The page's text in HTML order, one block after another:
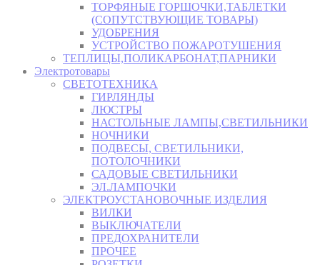
ТОРФЯНЫЕ ГОРШОЧКИ,ТАБЛЕТКИ
(СОПУТСТВУЮЩИЕ ТОВАРЫ)
УДОБРЕНИЯ
УСТРОЙСТВО ПОЖАРОТУШЕНИЯ
ТЕПЛИЦЫ,ПОЛИКАРБОНАТ,ПАРНИКИ
Электротовары
СВЕТОТЕХНИКА
ГИРЛЯНДЫ
ЛЮСТРЫ
НАСТОЛЬНЫЕ ЛАМПЫ,СВЕТИЛЬНИКИ
НОЧНИКИ
ПОДВЕСЫ, СВЕТИЛЬНИКИ,
ПОТОЛОЧНИКИ
САДОВЫЕ СВЕТИЛЬНИКИ
ЭЛ.ЛАМПОЧКИ
ЭЛЕКТРОУСТАНОВОЧНЫЕ ИЗДЕЛИЯ
ВИЛКИ
ВЫКЛЮЧАТЕЛИ
ПРЕДОХРАНИТЕЛИ
ПРОЧЕЕ